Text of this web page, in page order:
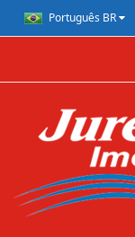
Português BR